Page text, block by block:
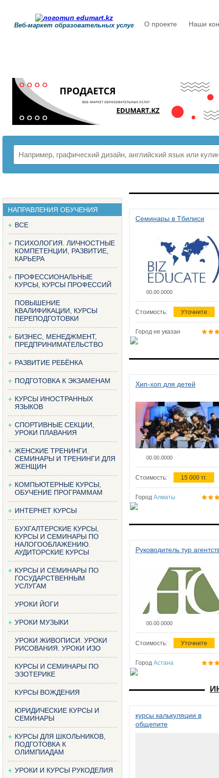
Веб-маркет образовательных услуг О проекте Наши
НАПРАВЛЕНИЯ ОБУЧЕНИЯ
ВСЕ
ПСИХОЛОГИЯ. ЛИЧНОСТНЫЕ
КОМПЕТЕНЦИИ, РАЗВИТИЕ,
КАРЬЕРА
ПРОФЕССИОНАЛЬНЫЕ
КУРСЫ, КУРСЫ ПРОФЕССИЙ
ПОВЫШЕНИЕ
КВАЛИФИКАЦИИ, КУРСЫ
ПЕРЕПОДГОТОВКИ
БИЗНЕС, МЕНЕДЖМЕНТ,
ПРЕДПРИНИМАТЕЛЬСТВО
РАЗВИТИЕ РЕБЁНКА
ПОДГОТОВКА К ЭКЗАМЕНАМ
КУРСЫ ИНОСТРАННЫХ
ЯЗЫКОВ
СПОРТИВНЫЕ СЕКЦИИ,
УРОКИ ПЛАВАНИЯ
ЖЕНСКИЕ ТРЕНИНГИ.
СЕМИНАРЫ И ТРЕНИНГИ ДЛЯ
ЖЕНЩИН
КОМПЬЮТЕРНЫЕ КУРСЫ,
ОБУЧЕНИЕ ПРОГРАММАМ
ИНТЕРНЕТ КУРСЫ
БУХГАЛТЕРСКИЕ КУРСЫ,
КУРСЫ И СЕМИНАРЫ ПО
НАЛОГООБЛАЖЕНИЮ.
АУДИТОРСКИЕ КУРСЫ
КУРСЫ И СЕМИНАРЫ ПО
ГОСУДАРСТВЕННЫМ
УСЛУГАМ
УРОКИ ЙОГИ
УРОКИ МУЗЫКИ
УРОКИ ЖИВОПИСИ. УРОКИ
РИСОВАНИЯ. УРОКИ ИЗО
КУРСЫ И СЕМИНАРЫ ПО
ЭЗОТЕРИКЕ
КУРСЫ ВОЖДЕНИЯ
ЮРИДИЧЕСКИЕ КУРСЫ И
СЕМИНАРЫ
КУРСЫ ДЛЯ ШКОЛЬНИКОВ,
ПОДГОТОВКА К
ОЛИМПИАДАМ
УРОКИ И КУРСЫ РУКОДЕЛИЯ
Семинары в Тбилиси
00.00.0000
Стоимость: Уточните
Город не указан
Хип-хоп для детей
00.00.0000
Стоимость: 15 000 тг.
Город Алматы
Руководитель тур
00.00.0000
Стоимость: Уточните
Город Астана
курсы калькуляции в
общепите